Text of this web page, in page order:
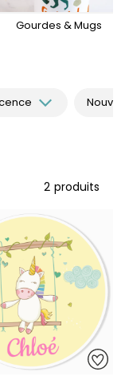
Gourdes & Mugs
2 produits